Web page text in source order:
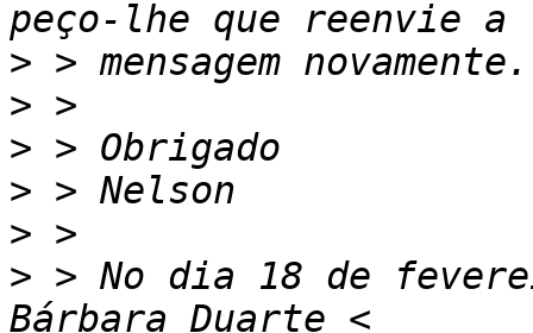
>
>
>
>
>
> > No dia 18 de